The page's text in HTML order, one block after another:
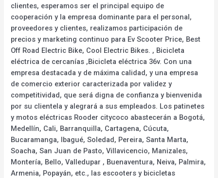
clientes, esperamos ser el principal equipo de
cooperación y la empresa dominante para el personal,
proveedores y clientes, realizamos participación de
precios y marketing continuo para Ev Scooter Price, Best
Off Road Electric Bike, Cool Electric Bikes. , Bicicleta
eléctrica de cercanías ,Bicicleta eléctrica 36v. Con una
empresa destacada y de máxima calidad, y una empresa
de comercio exterior caracterizada por validez y
competitividad, que será digna de confianza y bienvenida
por su clientela y alegrará a sus empleados. Los patinetes
y motos eléctricas Rooder citycoco abastecerán a Bogotá,
Medellín, Cali, Barranquilla, Cartagena, Cúcuta,
Bucaramanga, Ibagué, Soledad, Pereira, Santa Marta,
Soacha, San Juan de Pasto, Villavicencio, Manizales,
Montería, Bello, Valledupar , Buenaventura, Neiva, Palmira,
Armenia, Popayán, etc., las escooters y bicicletas